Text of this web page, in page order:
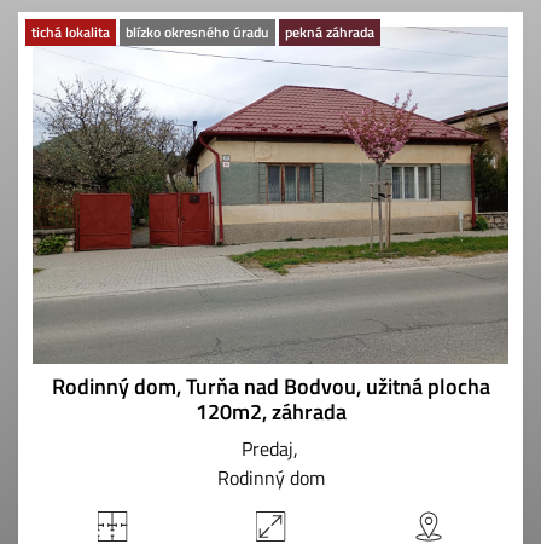
tichá lokalita blízko okresného úradu pekná záhrada
Rodinný dom, Turňa nad Bodvou, užitná plocha
120m2, záhrada
Predaj
Rodinný dom